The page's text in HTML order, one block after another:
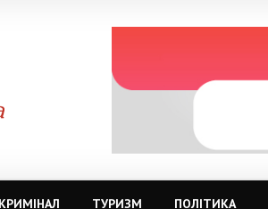
КРИМІНАЛ ТУРИЗМ ПОЛІТИКА